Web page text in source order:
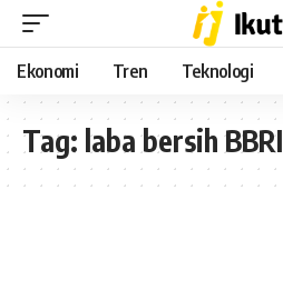
Ekonomi Tren Teknologi
Tag: laba bersih BBRI